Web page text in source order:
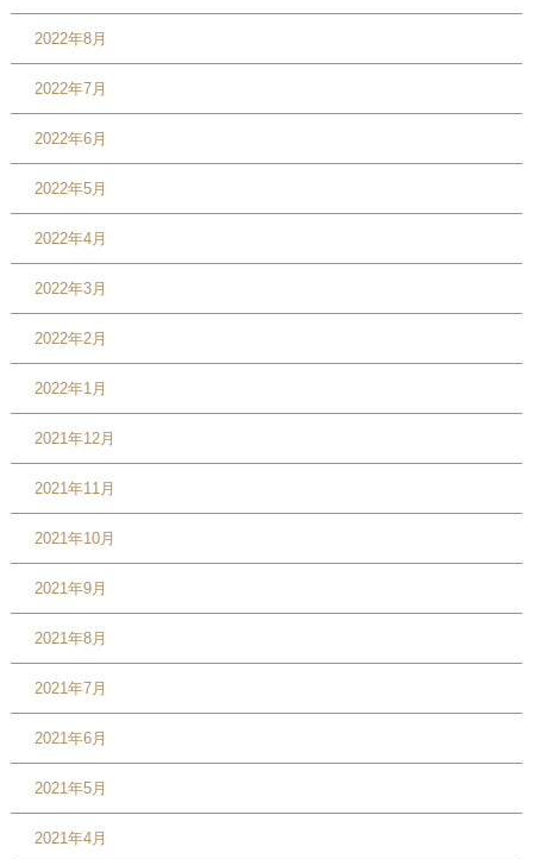
2022年8月
2022年7月
2022年6月
2022年5月
2022年4月
2022年3月
2022年2月
2022年1月
2021年12月
2021年11月
2021年10月
2021年9月
2021年8月
2021年7月
2021年6月
2021年5月
2021年4月